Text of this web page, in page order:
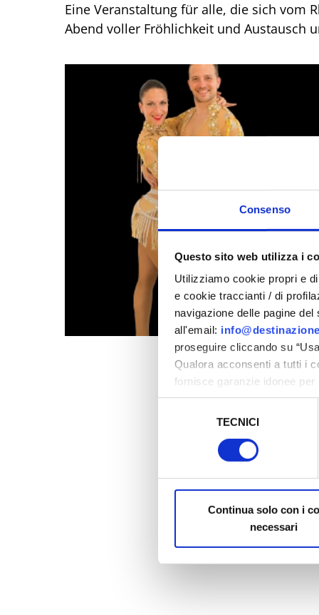
Consenso
Questo sito web utilizza i
Utilizziamo cookie propri e
e cookie traccianti / di
navigazione delle pagine
all'email:
proseguire cliccando su
Qualora acconsenti a tutti i
fornisce garanzie idonee
sicurezza a Tutela dei
TECNICI
Continua solo con i
necessari
Eine Veranstaltung für alle, die sich vom
Abend voller Fröhlichkeit und Austausch